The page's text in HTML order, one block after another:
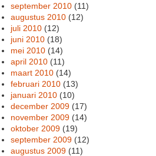
september 2010 (11)
augustus 2010 (12)
juli 2010 (12)
juni 2010 (18)
mei 2010 (14)
april 2010 (11)
maart 2010 (14)
februari 2010 (13)
januari 2010 (10)
december 2009 (17)
november 2009 (14)
oktober 2009 (19)
september 2009 (12)
augustus 2009 (11)